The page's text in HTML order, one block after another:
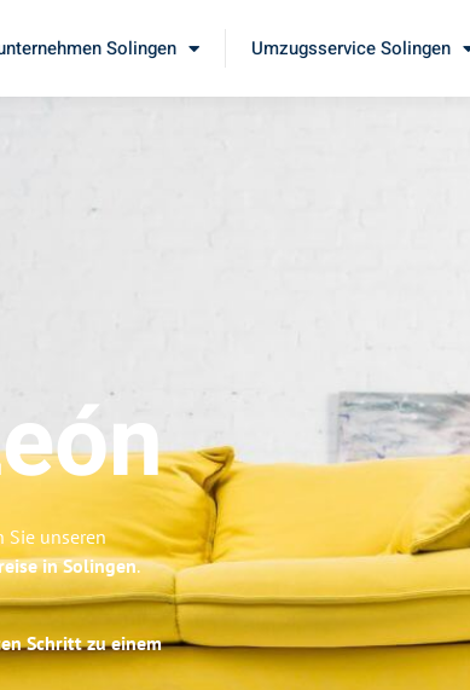
Solingen Umzugsservice Solingen
Sie unseren
in Solingen.
Schritt zu einem